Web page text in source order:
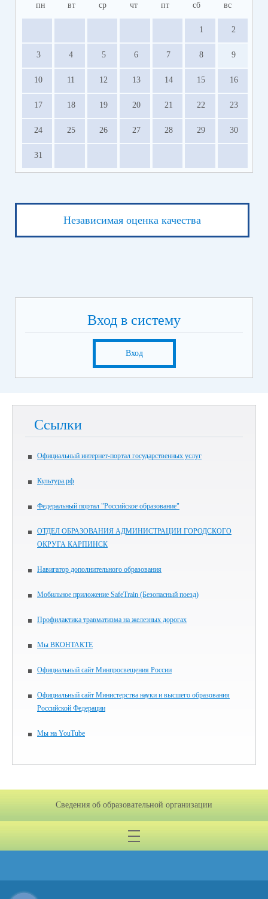
пн вт ср чт пт сб вс
1 2
3 4 5 6 7 8 9
10 11 12 13 14 15 16
17 18 19 20 21 22 23
24 25 26 27 28 29 30
31
Независимая оценка качества
Вход в систему
Вход
Ссылки
Официальный интернет-портал государственных услуг
Культура.рф
Федеральный портал "Российское образование"
ОТДЕЛ ОБРАЗОВАНИЯ АДМИНИСТРАЦИИ ГОРОДСКОГО
ОКРУГА КАРПИНСК
Навигатор дополнительного образования
Мобильное приложение SafeTrain (Безопасный поезд)
Профилактика травматизма на железных дорогах
Мы ВКОНТАКТЕ
Официальный сайт Минпросвещения России
Официальный сайт Министерства науки и высшего образования
Российской Федерации
Мы на YouTube
Сведения об образовательной организации